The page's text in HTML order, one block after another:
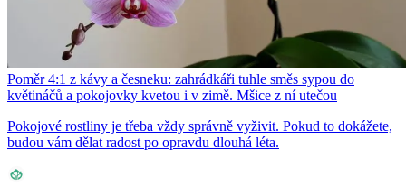
Poměr 4:1 z kávy a česneku: zahrádkáři tuhle směs sypou do
květináčů a pokojovky kvetou i v zimě. Mšice z ní utečou
Pokojové rostliny je třeba vždy správně vyživit. Pokud to dokážete,
budou vám dělat radost po opravdu dlouhá léta.